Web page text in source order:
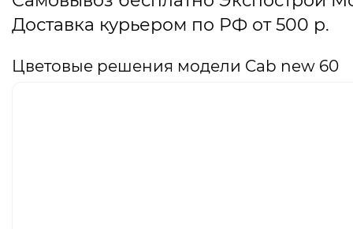
Доставка курьером по РФ от 500 р.
Цветовые решения модели Cab new 60